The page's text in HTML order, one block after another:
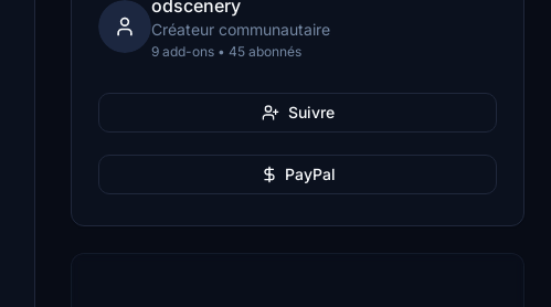
odscenery
Créateur communautaire
9 add-ons • 45 abonnés
Suivre
PayPal